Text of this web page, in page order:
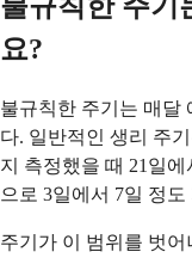
요?
불규칙한 주기는 매달
다. 일반적인 생리 주
지 측정했을 때 21일
으로 3일에서 7일 정
주기가 이 범위를 벗